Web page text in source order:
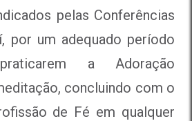
pelas Conferências
por um adequado período
a Adoração
concluindo com o
de Fé em qualquer